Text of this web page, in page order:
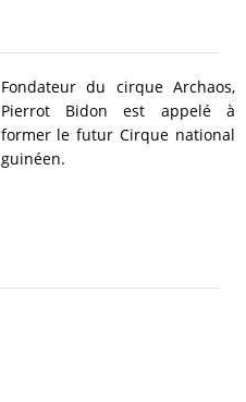
Fondateur du cirque Archaos,
Pierrot Bidon est appelé à
former le futur Cirque national
guinéen.